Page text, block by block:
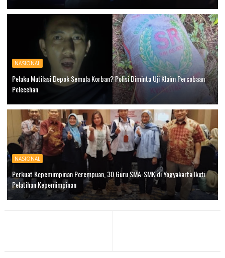
NASIONAL
Pelaku Mutilasi Depok Semula Korban? Polisi Diminta Uji Klaim Percobaan
Pelecehan
NASIONAL
Perkuat Kepemimpinan Perempuan, 30 Guru SMA-SMK di Yogyakarta Ikuti
Pelatihan Kepemimpinan